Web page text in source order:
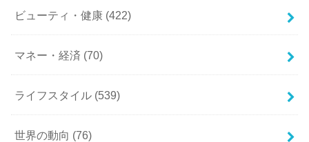
ビューティ・健康 (422)
マネー・経済 (70)
ライフスタイル (539)
世界の動向 (76)